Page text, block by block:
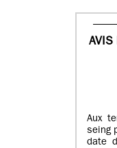
AVIS
Aux
seing
date